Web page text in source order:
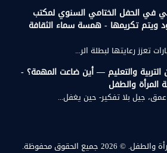
في الحفل الختامي السنوي لمكتب
ويتم تكريمها - همسة سماء الثقافة
تعزز رعايتها لبطلة الر...
التربية والتعليم — أين ضاعت المهمة؟ -
المرأة والطفل
جيل بلا تفكير- حين يغفل...
والطفل. © 2026 جميع الحقوق محفوظة.